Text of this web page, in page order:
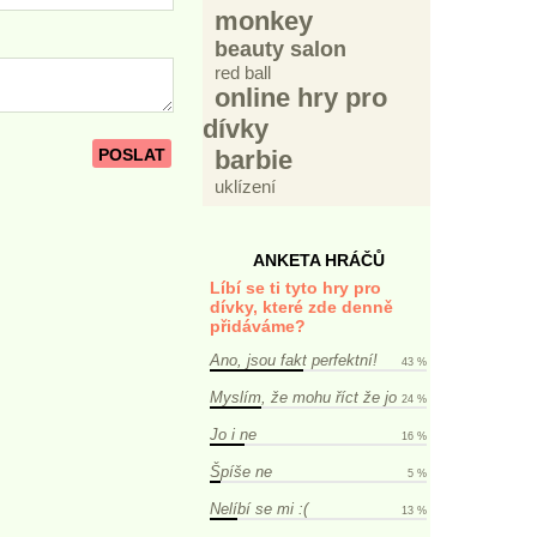
POSLAT
monkey
beauty salon
red ball
online hry pro
dívky
barbie
uklízení
ANKETA HRÁČŮ
Líbí se ti tyto hry pro
dívky, které zde denně
přidáváme?
Ano, jsou fakt perfektní! 43 %
Myslím, že mohu říct že jo 24 %
Jo i ne 16 %
Špíše ne 5 %
Nelíbí se mi :( 13 %